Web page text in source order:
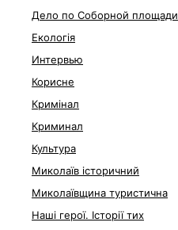
Дело по Соборной площади
Екологія
Интервью
Корисне
Кримінал
Криминал
Культура
Миколаїв історичний
Миколаївщина туристична
Наші герої. Історії тих